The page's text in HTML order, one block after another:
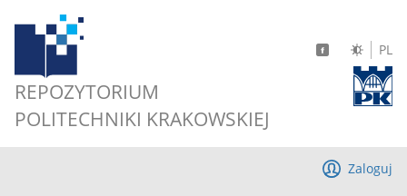
REPOZYTORIUM
POLITECHNIKI KRAKOWSKIEJ
PL
Zaloguj